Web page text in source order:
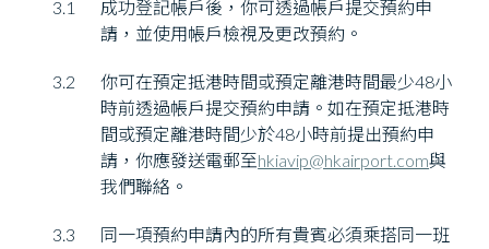
3.1
成功登記帳戶後，你可透過帳戶提交預約申
請，並使用帳戶檢視及更改預約。
3.2
你可在預定抵港時間或預定離港時間最少48小
時前透過帳戶提交預約申請。如在預定抵港時
間或預定離港時間少於48小時前提出預約申
請，你應發送電郵至hkiavip@hkairport.com與
我們聯絡。
3.3
同一項預約申請內的所有貴賓必須乘搭同一班